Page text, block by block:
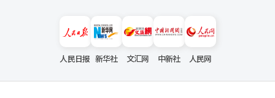
人民日报 新华社 文汇网 中新社 人民网